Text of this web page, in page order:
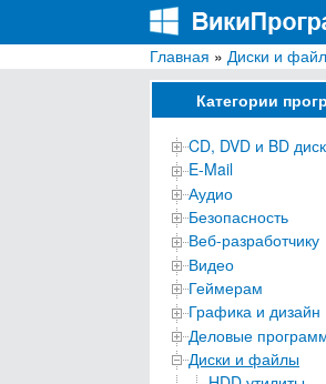
ВикиПрограммы
Энциклопедия
Главная » Диски и
Категории
CD, DVD и BD
E-Mail
Аудио
Безопасность
Веб-разработчику
Видео
Геймерам
Графика и дизайн
Деловые
Диски и файлы